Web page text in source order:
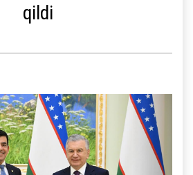
qildi